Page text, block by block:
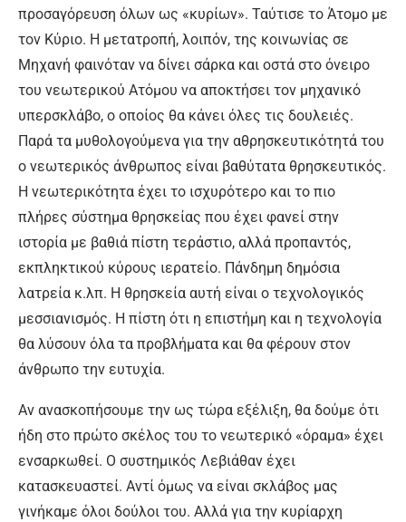
προσαγόρευση όλων ως «κυρίων». Ταύτισε το Άτομο με
τον Κύριο. Η μετατροπή, λοιπόν, της κοινωνίας σε
Μηχανή φαινόταν να δίνει σάρκα και οστά στο όνειρο
του νεωτερικού Ατόμου να αποκτήσει τον μηχανικό
υπερσκλάβο, ο οποίος θα κάνει όλες τις δουλειές.
Παρά τα μυθολογούμενα για την αθρησκευτικότητά του
ο νεωτερικός άνθρωπος είναι βαθύτατα θρησκευτικός.
Η νεωτερικότητα έχει το ισχυρότερο και το πιο
πλήρες σύστημα θρησκείας που έχει φανεί στην
ιστορία με βαθιά πίστη τεράστιο, αλλά προπαντός,
εκπληκτικού κύρους ιερατείο. Πάνδημη δημόσια
λατρεία κ.λπ. Η θρησκεία αυτή είναι ο τεχνολογικός
μεσσιανισμός. Η πίστη ότι η επιστήμη και η τεχνολογία
θα λύσουν όλα τα προβλήματα και θα φέρουν στον
άνθρωπο την ευτυχία.
Αν ανασκοπήσουμε την ως τώρα εξέλιξη, θα δούμε ότι
ήδη στο πρώτο σκέλος του το νεωτερικό «όραμα» έχει
ενσαρκωθεί. Ο συστημικός Λεβιάθαν έχει
κατασκευαστεί. Αντί όμως να είναι σκλάβος μας
γινήκαμε όλοι δούλοι του. Αλλά για την κυρίαρχη